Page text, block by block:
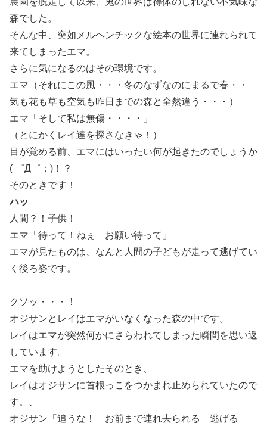
森でした。
そんな中、突如メルヘンチックな絵本の世界に連れられて
来てしまったエマ。
さらに気になるのはその環境です。
エマ（それにこの風・・・冬のなずなのにまるで春・・
気も花も草も空気も昨日までの森と全然違う・・・）
エマ「そして私は無傷・・・・」
（とにかくレイ達を探さなきゃ！）
目が覚める前、エマにはいったい何が起きたのでしょうか
( ゜Д゜；)！？
そのときです！
ハッ
人間？！子供！
エマ「待って！ねぇ お願い待って」
エマが見たものは、なんと人間の子どもが走って逃げてい
く後ろ姿です。
クソッ・・・！
オジサンとレイはエマがいなくなった森の中です。
レイはエマが突然何かにさらわれてしまった瞬間を思い返
しています。
エマを助けようとしたそのとき、
レイはオジサンに首根っこをつかまれ止められていたので
す。、
オジサン「追うな！ お前まで連れ去られる 逃げる